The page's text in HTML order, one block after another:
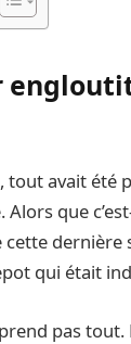
tout avait
que
cette
qui était
pas